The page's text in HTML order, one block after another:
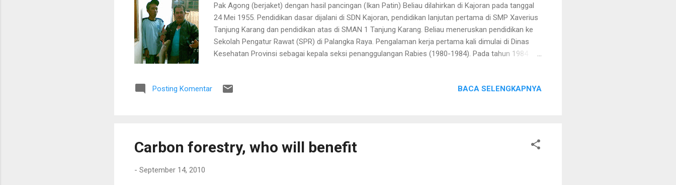
Pak Agong (berjaket) dengan hasil pancingan (Ikan Patin) Beliau dilahirkan di Kajoran pada tanggal
24 Mei 1955. Pendidikan dasar dijalani di SDN Kajoran, pendidikan lanjutan pertama di SMP Xaverius
Tanjung Karang dan pendidikan atas di SMAN 1 Tanjung Karang. Beliau meneruskan pendidikan ke
Sekolah Pengatur Rawat (SPR) di Palangka Raya. Pengalaman kerja pertama kali dimulai di Dinas
Kesehatan Provinsi sebagai kepala seksi penanggulangan Rabies (1980-1984). Pada tahun 1984
1988. Setelah itu menjadi kepala seksi Penyuluhan Kesehatan Masyarakat dari tahun 1988-1997.
Posting Komentar BACA SELENGKAPNYA
Carbon forestry, who will benefit
- September 14, 2010